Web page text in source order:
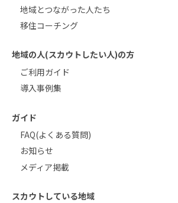
地域とつながった人たち
移住コーチング
地域の人(スカウトしたい人)の方
ご利用ガイド
導入事例集
ガイド
FAQ(よくある質問)
お知らせ
メディア掲載
スカウトしている地域